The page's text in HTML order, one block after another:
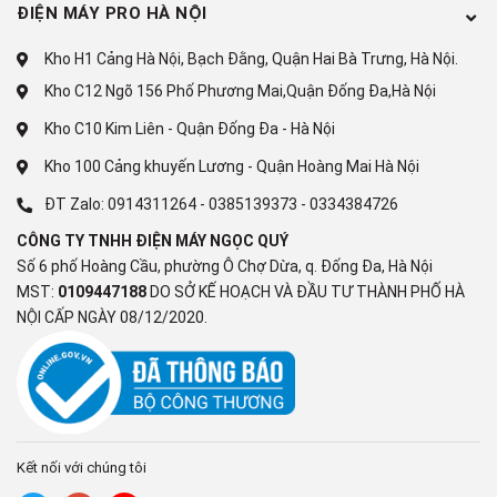
trên hình ảnh sẽ được giảm đi và độ chi tiết cùng độ sắc
nét của hình ảnh sẽ được tăng lên.
*Hình ảnh chỉ mang tính chất minh họa
Công nghệ âm thanh
- Công nghệ LG Sound Sync đóng vai trò là “người trung
ĐIỆN MÁY PRO HÀ NỘI
Kho H1 Cảng Hà Nội, Bạch Đằng, Quận Hai Bà Trưng, Hà Nội.
Kho C12 Ngõ 156 Phố Phương Mai,Quận Đống Đa,Hà Nội
Kho C10 Kim Liên - Quận Đống Đa - Hà Nội
Kho 100 Cảng khuyến Lương - Quận Hoàng Mai Hà Nội
ĐT Zalo: 0914311264 - 0385139373 - 0334384726
CÔNG TY TNHH ĐIỆN MÁY NGỌC QUÝ
Số 6 phố Hoàng Cầu, phường Ô Chợ Dừa, q. Đống Đa, Hà Nội
MST: 0109447188 DO SỞ KẾ HOẠCH VÀ ĐẦU TƯ THÀNH PHỐ HÀ
NỘI CẤP NGÀY 08/12/2020.
Kết nối với chúng tôi